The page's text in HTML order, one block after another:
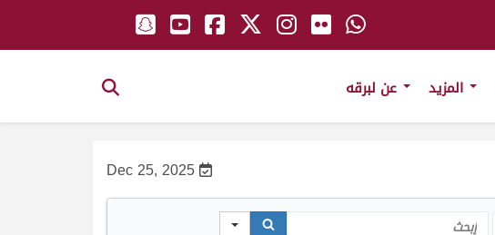
Dec 25, 2025
Search